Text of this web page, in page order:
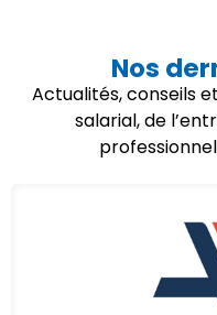
Nos
Actualités, conseils
salarial, de